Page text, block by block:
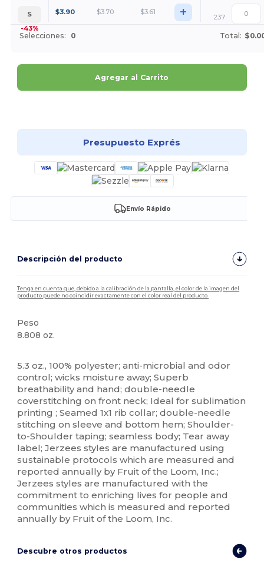
S
-43%
$3.90 $3.70 $3.61 + 237
Selecciones: 0 Total:
Agregar al Carrito
Presupuesto Exprés
Envío Rápido
Descripción del producto
Tenga en cuenta que, debido a la calibración de la pantalla, el color de la imagen del
producto puede no coincidir exactamente con el color real del producto.
Peso
8.808 oz.
5.3 oz., 100% polyester; anti-microbial and odor
control; wicks moisture away; Superb
breathability and hand; double-needle
coverstitching on front neck; Ideal for sublimation
printing ; Seamed 1x1 rib collar; double-needle
stitching on sleeve and bottom hem; Shoulder-
to-Shoulder taping; seamless body; Tear away
label; Jerzees styles are manufactured using
sustainable protocols which are measured and
reported annually by Fruit of the Loom, Inc.;
Jerzees styles are manufactured with the
commitment to enriching lives for people and
communities which is measured and reported
annually by Fruit of the Loom, Inc.
Descubre otros productos